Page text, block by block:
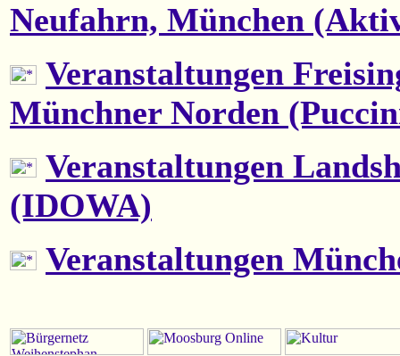
Neufahrn, München
Veranstaltungen
Münchner Norden
Veranstaltungen
(IDOWA)
Veranstaltungen